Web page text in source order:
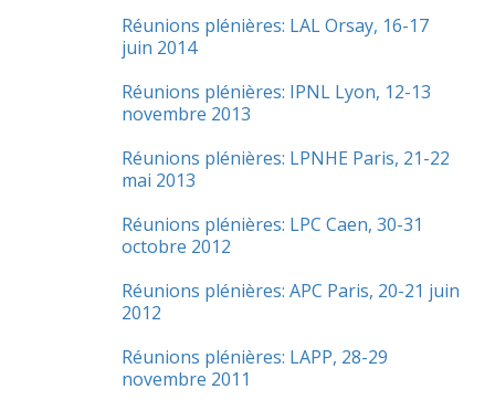
Réunions plénières: LAL Orsay, 16-17
juin 2014
Réunions plénières: IPNL Lyon, 12-13
novembre 2013
Réunions plénières: LPNHE Paris, 21-22
mai 2013
Réunions plénières: LPC Caen, 30-31
octobre 2012
Réunions plénières: APC Paris, 20-21 juin
2012
Réunions plénières: LAPP, 28-29
novembre 2011